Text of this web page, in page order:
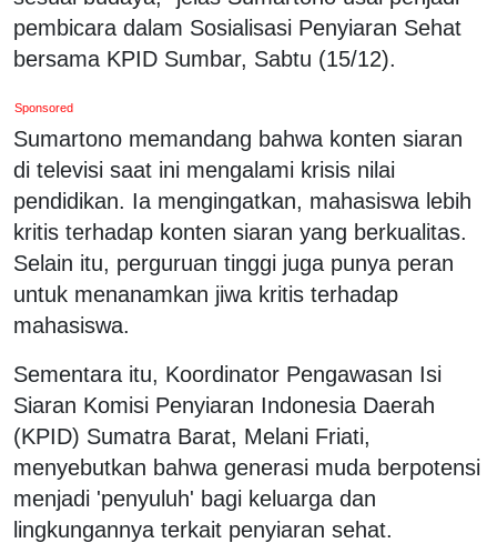
pembicara dalam Sosialisasi Penyiaran Sehat
bersama KPID Sumbar, Sabtu (15/12).
Sponsored
Sumartono memandang bahwa konten siaran
di televisi saat ini mengalami krisis nilai
pendidikan. Ia mengingatkan, mahasiswa lebih
kritis terhadap konten siaran yang berkualitas.
Selain itu, perguruan tinggi juga punya peran
untuk menanamkan jiwa kritis terhadap
mahasiswa.
Sementara itu, Koordinator Pengawasan Isi
Siaran Komisi Penyiaran Indonesia Daerah
(KPID) Sumatra Barat, Melani Friati,
menyebutkan bahwa generasi muda berpotensi
menjadi 'penyuluh' bagi keluarga dan
lingkungannya terkait penyiaran sehat.